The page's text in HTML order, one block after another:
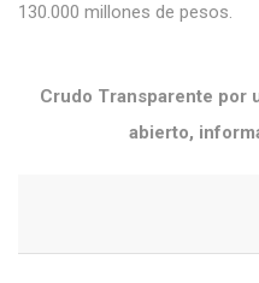
130.000 millones de pesos.
Crudo Transparente por
abierto,